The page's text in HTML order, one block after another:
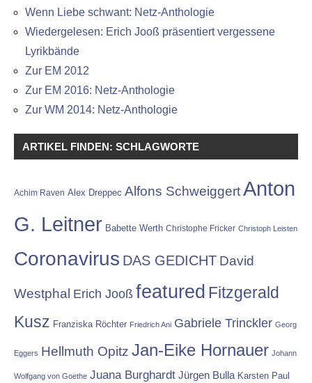
Wenn Liebe schwant: Netz-Anthologie
Wiedergelesen: Erich Jooß präsentiert vergessene
Lyrikbände
Zur EM 2012
Zur EM 2016: Netz-Anthologie
Zur WM 2014: Netz-Anthologie
ARTIKEL FINDEN: SCHLAGWORTE
Achim Raven Alex Dreppec Alfons SchweiggertAnton
G. Leitner Babette Werth Christophe Fricker Christoph Leisten
Coronavirus DAS GEDICHT David
Westphal Erich Jooß featured Fitzgerald
Kusz Franziska Röchter Friedrich Ani Gabriele Trinckler Georg
Eggers Hellmuth Opitz Jan-Eike Hornauer Johann
Wolfgang von Goethe Juana Burghardt Jürgen Bulla Karsten Paul